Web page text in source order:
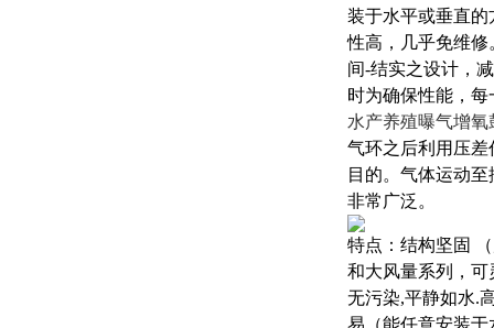
装于水平或垂直
性高，几乎免维
间-结实之设计，
时为确保性能，
水产养殖曝气增
气环之后利用压
目的。气体运动
非常广泛。
特点： 结构坚固
和大风量系列，
无污染,平静如水.
易（能任意安装